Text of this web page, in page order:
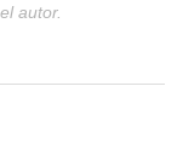
autor.